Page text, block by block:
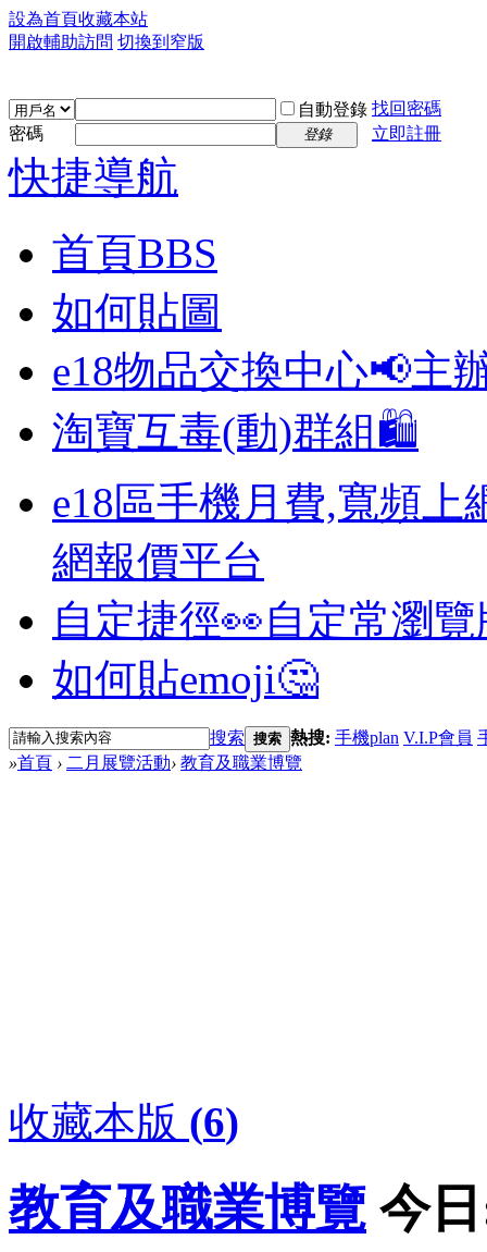
設為首頁收藏本站
開啟輔助訪問 切換到窄版
自動登錄 找回密碼
密碼
登錄 立即註冊
快捷導航
首頁BBS
如何貼圖
e18物品交換中心📢主
淘寶互毒(動)群組🛍️
e18區手機月費,寬頻上
網報價平台
自定捷徑👀自定常瀏
如何貼emoji🤔
搜索 搜索 熱搜: 手機plan V.I.P會員
»首頁 › 二月展覽活動› 教育及職業博覽
收藏本版 (6)
教育及職業博覽 今